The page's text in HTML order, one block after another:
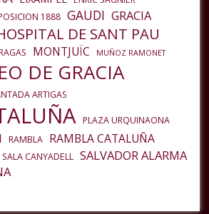
1888 GAUDI GRACIA
DE SANT PAU
MONTJUÏC MUÑOZ RAMONET
DE GRACIA
ARTIGAS
PLAZA URQUINAONA
RAMBLA RAMBLA CATALUÑA
SALA CANYADELL SALVADOR ALARMA